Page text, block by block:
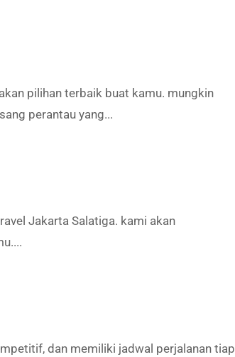
pilihan terbaik buat kamu. mungkin
perantau yang...
Jakarta Salatiga. kami akan
dan memiliki jadwal perjalanan tiap